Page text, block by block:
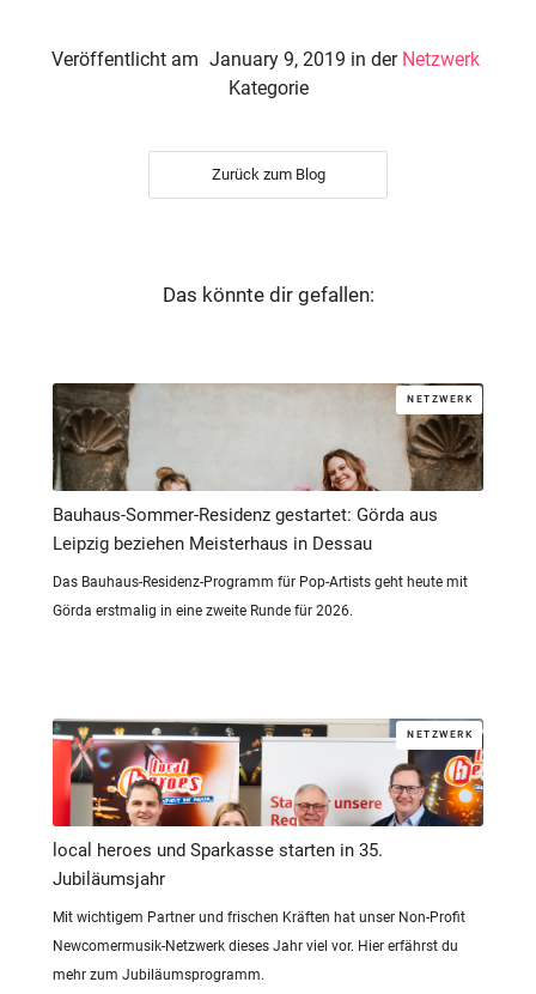
Veröffentlicht am January 9, 2019 in der Netzwerk
Kategorie
Zurück zum Blog
Das könnte dir gefallen:
NETZWERK
Bauhaus-Sommer-Residenz gestartet: Görda aus
Leipzig beziehen Meisterhaus in Dessau
Das Bauhaus-Residenz-Programm für Pop-Artists geht heute mit
Görda erstmalig in eine zweite Runde für 2026.
NETZWERK
local heroes und Sparkasse starten in 35.
Jubiläumsjahr
Mit wichtigem Partner und frischen Kräften hat unser Non-Profit
Newcomermusik-Netzwerk dieses Jahr viel vor. Hier erfährst du
mehr zum Jubiläumsprogramm.